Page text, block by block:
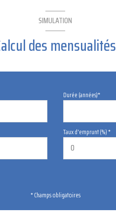
SIMULATION
des mensualités
Durée (années)*
Taux d'emprunt (%) *
* Champs obligatoires